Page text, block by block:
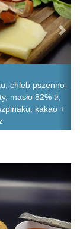
chleb pszenno-
masło 82% tł,
kakao +